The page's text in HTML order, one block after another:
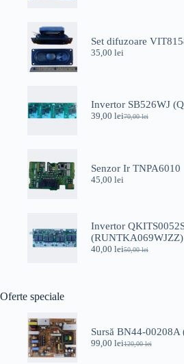
Set difuzoare
35,00 lei
Invertor SB526WJ
70,00lei
Prețul
70,00 lei.
39,00 leiPrețul
Senzor Ir TNPA6010
45,00 lei
Invertor
(RUNTKA069WJZZ)
50,00lei
Prețul
40,00 leiPrețul
Oferte speciale
Sursă BN44-00208A
120,00lei
Prețul
99,00 leiPrețul